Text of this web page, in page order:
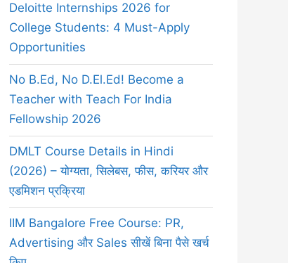
Deloitte Internships 2026 for
College Students: 4 Must-Apply
Opportunities
No B.Ed, No D.El.Ed! Become a
Teacher with Teach For India
Fellowship 2026
DMLT Course Details in Hindi
(2026) – योग्यता, सिलेबस, फीस, करियर और
एडमिशन प्रक्रिया
IIM Bangalore Free Course: PR,
Advertising और Sales सीखें बिना पैसे खर्च